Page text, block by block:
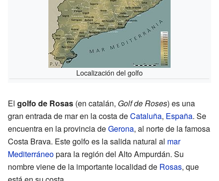
Localización del golfo
El golfo de Rosas (en catalán, Golf de Roses) es una
gran entrada de mar en la costa deCataluña, España. Se
encuentra en la provincia deGerona, al norte de la famosa
Costa Brava. Este golfo es la salida natural al mar
Mediterráneopara la región del Alto Ampurdán. Su
nombre viene de la importante localidad de Rosas, que